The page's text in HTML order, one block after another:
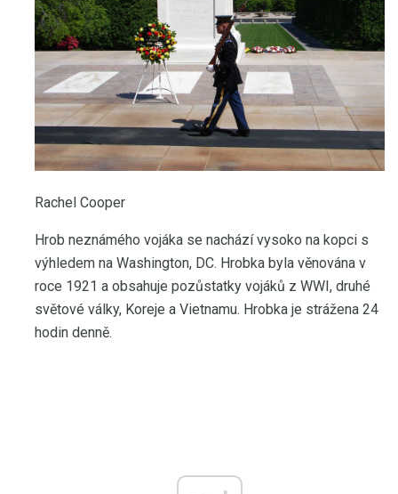
Rachel Cooper
Hrob neznámého vojáka se nachází vysoko na kopci s
výhledem na Washington, DC. Hrobka byla věnována v
roce 1921 a obsahuje pozůstatky vojáků z WWI, druhé
světové války, Koreje a Vietnamu. Hrobka je strážena 24
hodin denně.